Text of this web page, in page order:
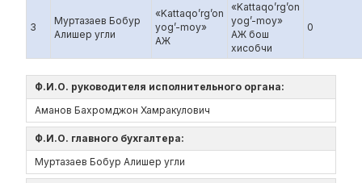
3
Муртазаев Бобур
Алишер угли
«Kattaqo’rg’on
yog’-moy»
АЖ
«Kattaqo’rg’on
yog’-moy»
АЖ бош
хисобчи
0
Ф.И.О. руководителя исполнительного органа:
Аманов Бахромджон Хамракулович
Ф.И.О. главного бухгалтера:
Муртазаев Бобур Алишер угли